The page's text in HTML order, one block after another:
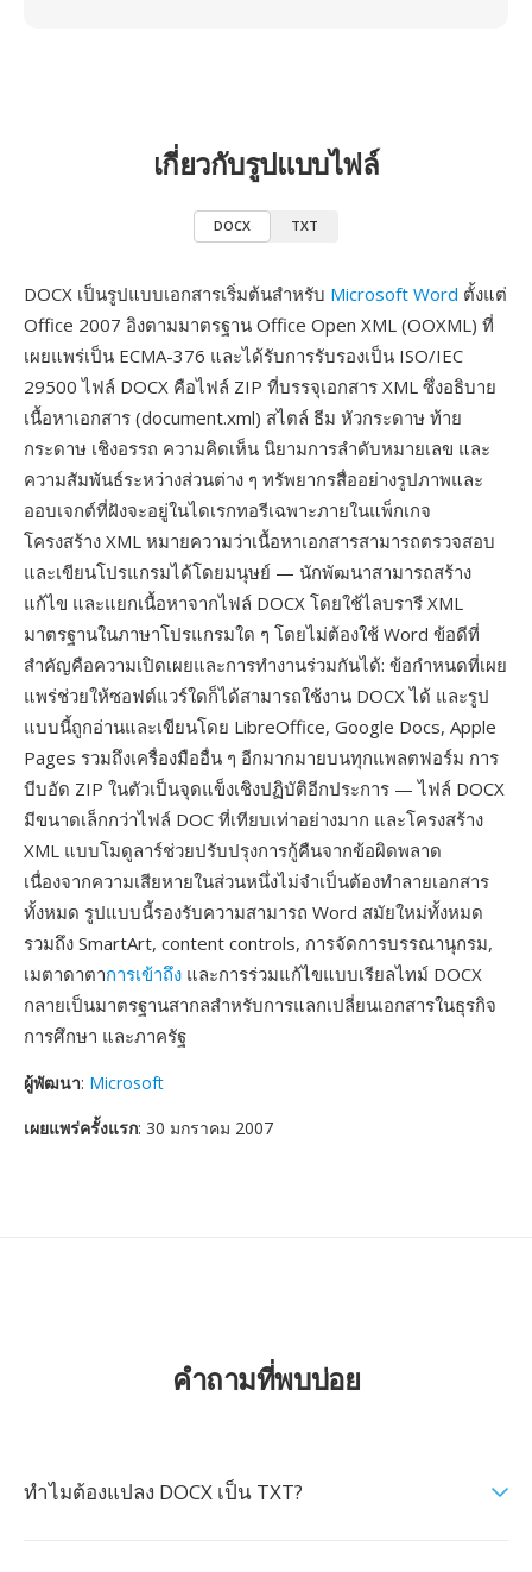
เกี่ยวกับรูปแบบไฟล์
DOCX TXT
DOCX เป็นรูปแบบเอกสารเริ่มต้นสำหรับ Microsoft Word ตั้งแต่
Office 2007 อิงตามมาตรฐาน Office Open XML (OOXML) ที่
เผยแพร่เป็น ECMA-376 และได้รับการรับรองเป็น ISO/IEC
29500 ไฟล์ DOCX คือไฟล์ ZIP ที่บรรจุเอกสาร XML ซึ่งอธิบาย
เนื้อหาเอกสาร (document.xml) สไตล์ ธีม หัวกระดาษ ท้าย
กระดาษ เชิงอรรถ ความคิดเห็น นิยามการลำดับหมายเลข และ
ความสัมพันธ์ระหว่างส่วนต่าง ๆ ทรัพยากรสื่ออย่างรูปภาพและ
ออบเจกต์ที่ฝังจะอยู่ในไดเรกทอรีเฉพาะภายในแพ็กเกจ
โครงสร้าง XML หมายความว่าเนื้อหาเอกสารสามารถตรวจสอบ
และเขียนโปรแกรมได้โดยมนุษย์ — นักพัฒนาสามารถสร้าง
แก้ไข และแยกเนื้อหาจากไฟล์ DOCX โดยใช้ไลบรารี XML
มาตรฐานในภาษาโปรแกรมใด ๆ โดยไม่ต้องใช้ Word ข้อดีที่
สำคัญคือความเปิดเผยและการทำงานร่วมกันได้: ข้อกำหนดที่เผย
แพร่ช่วยให้ซอฟต์แวร์ใดก็ได้สามารถใช้งาน DOCX ได้ และรูป
แบบนี้ถูกอ่านและเขียนโดย LibreOffice, Google Docs, Apple
Pages รวมถึงเครื่องมืออื่น ๆ อีกมากมายบนทุกแพลตฟอร์ม การ
บีบอัด ZIP ในตัวเป็นจุดแข็งเชิงปฏิบัติอีกประการ — ไฟล์ DOCX
มีขนาดเล็กกว่าไฟล์ DOC ที่เทียบเท่าอย่างมาก และโครงสร้าง
XML แบบโมดูลาร์ช่วยปรับปรุงการกู้คืนจากข้อผิดพลาด
เนื่องจากความเสียหายในส่วนหนึ่งไม่จำเป็นต้องทำลายเอกสาร
ทั้งหมด รูปแบบนี้รองรับความสามารถ Word สมัยใหม่ทั้งหมด
รวมถึง SmartArt, content controls, การจัดการบรรณานุกรม,
เมตาดาตาการเข้าถึง และการร่วมแก้ไขแบบเรียลไทม์ DOCX
กลายเป็นมาตรฐานสากลสำหรับการแลกเปลี่ยนเอกสารในธุรกิจ
การศึกษา และภาครัฐ
ผู้พัฒนา: Microsoft
เผยแพร่ครั้งแรก: 30 มกราคม 2007
คำถามที่พบบ่อย
ทำไมต้องแปลง DOCX เป็น TXT?